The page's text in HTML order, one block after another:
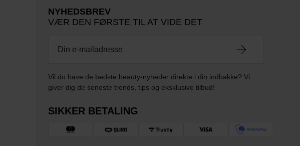
NYHEDSBREV
VÆR DEN FØRSTE TIL AT VIDE DET
Vil du have de bedste beauty-nyheder direkte i din indbakke? Vi
giver dig de seneste trends, tips og eksklusive tilbud!
SIKKER BETALING